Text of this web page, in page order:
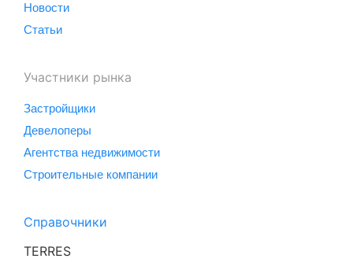
Новости
Статьи
Участники рынка
Застройщики
Девелоперы
Агентства недвижимости
Строительные компании
Справочники
TERRES